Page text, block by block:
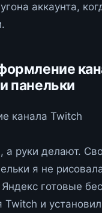
аккаунта,
панельки
а руки делают.
я не
готовые
и